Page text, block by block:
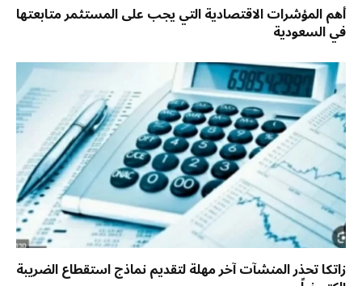
أهم المؤشرات الاقتصادية التي يجب على المستثمر متابعتها
في السعودية
زاتكا تحذر المنشآت آخر مهلة لتقديم نماذج استقطاع الضريبة